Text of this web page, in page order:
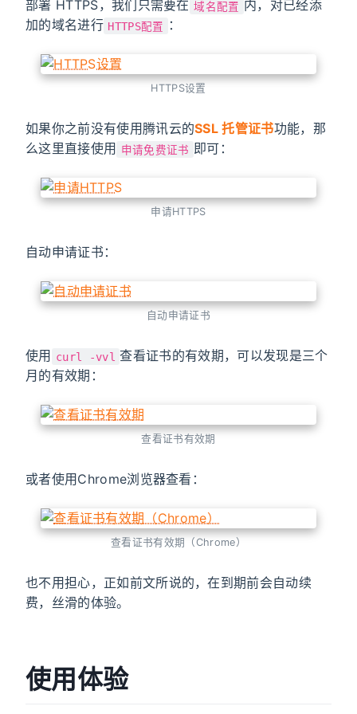
部署 HTTPS，我们只需要在 域名配置 内，对已经添
加的域名进行 HTTPS配置 ：
HTTPS设置
如果你之前没有使用腾讯云的SSL 托管证书功能，那
么这里直接使用
申请免费证书 即可：
申请HTTPS
自动申请证书：
自动申请证书
使用 curl -vvl 查看证书的有效期，可以发现是三个
月的有效期：
查看证书有效期
或者使用Chrome浏览器查看：
查看证书有效期（Chrome）
也不用担心，正如前文所说的，在到期前会自动续
费，丝滑的体验。
使用体验